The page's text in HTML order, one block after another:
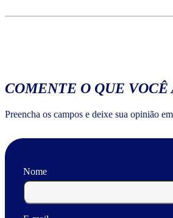
COMENTE O QUE VOCÊ
Preencha os campos e deixe sua opinião
Nome